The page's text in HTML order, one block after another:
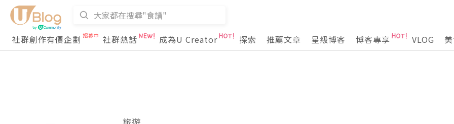
社群創作有價企劃 社群熱話 成為U Creator 探索 推薦文章 星級博客 博客專享 VLOG